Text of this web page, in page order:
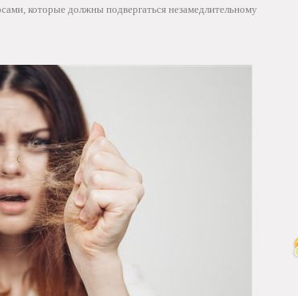
которые должны подвергаться незамедлительному